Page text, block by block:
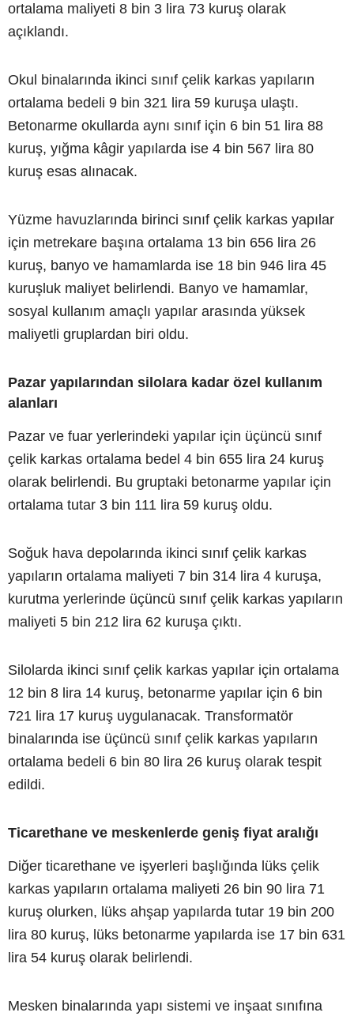
ortalama maliyeti 8 bin 3 lira 73 kuruş olarak
açıklandı.
Okul binalarında ikinci sınıf çelik karkas yapıların
ortalama bedeli 9 bin 321 lira 59 kuruşa ulaştı.
Betonarme okullarda aynı sınıf için 6 bin 51 lira 88
kuruş, yığma kâgir yapılarda ise 4 bin 567 lira 80
kuruş esas alınacak.
Yüzme havuzlarında birinci sınıf çelik karkas yapılar
için metrekare başına ortalama 13 bin 656 lira 26
kuruş, banyo ve hamamlarda ise 18 bin 946 lira 45
kuruşluk maliyet belirlendi. Banyo ve hamamlar,
sosyal kullanım amaçlı yapılar arasında yüksek
maliyetli gruplardan biri oldu.
Pazar yapılarından silolara kadar özel kullanım
alanları
Pazar ve fuar yerlerindeki yapılar için üçüncü sınıf
çelik karkas ortalama bedel 4 bin 655 lira 24 kuruş
olarak belirlendi. Bu gruptaki betonarme yapılar için
ortalama tutar 3 bin 111 lira 59 kuruş oldu.
Soğuk hava depolarında ikinci sınıf çelik karkas
yapıların ortalama maliyeti 7 bin 314 lira 4 kuruşa,
kurutma yerlerinde üçüncü sınıf çelik karkas yapıların
maliyeti 5 bin 212 lira 62 kuruşa çıktı.
Silolarda ikinci sınıf çelik karkas yapılar için ortalama
12 bin 8 lira 14 kuruş, betonarme yapılar için 6 bin
721 lira 17 kuruş uygulanacak. Transformatör
binalarında ise üçüncü sınıf çelik karkas yapıların
ortalama bedeli 6 bin 80 lira 26 kuruş olarak tespit
edildi.
Ticarethane ve meskenlerde geniş fiyat aralığı
Diğer ticarethane ve işyerleri başlığında lüks çelik
karkas yapıların ortalama maliyeti 26 bin 90 lira 71
kuruş olurken, lüks ahşap yapılarda tutar 19 bin 200
lira 80 kuruş, lüks betonarme yapılarda ise 17 bin 631
lira 54 kuruş olarak belirlendi.
Mesken binalarında yapı sistemi ve inşaat sınıfına